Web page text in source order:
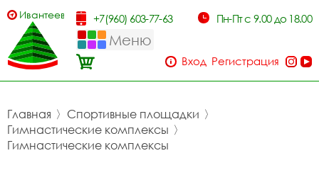
Ивантеевка +7(960) 603-77-63 Пн-Пт с 9.00 до 18.00
Меню
Вход Регистрация
Главная 〉 Спортивные площадки 〉
Гимнастические комплексы 〉
Гимнастические комплексы